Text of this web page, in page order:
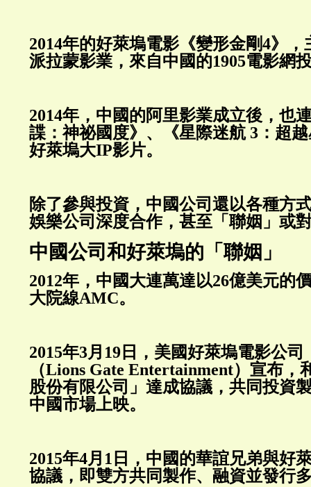
2014年的好萊塢電影《變形金剛4》
派拉蒙影業，來自中國的1905電影網
2014年，中國的阿里影業成立後，也
諜：神祕國度》、《星際迷航 3：超
好萊塢大IP影片。
除了參與投資，中國公司還以各種方
娛樂公司深度合作，甚至「聯姻」或
中國公司和好萊塢的「聯姻」
2012年，中國大連萬達以26億美元的
大院線AMC。
2015年3月19日，美國好萊塢電影公
（Lions Gate Entertainment）宣布，
股份有限公司」達成協議，共同投資
中國市場上映。
2015年4月1日，中國的華誼兄弟與好
協議，即雙方共同製作、融資並發行